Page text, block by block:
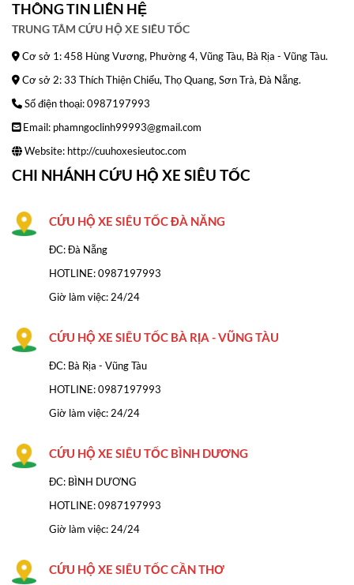
THÔNG TIN LIÊN HỆ
TRUNG TÂM CỨU HỘ XE SIÊU TỐC
Cơ sở 1: 458 Hùng Vương, Phường 4, Vũng Tàu, Bà Rịa - Vũng Tàu.
Cơ sở 2: 33 Thích Thiện Chiếu, Thọ Quang, Sơn Trà, Đà Nẵng.
Số điện thoại: 0987197993
Email: phamngoclinh99993@gmail.com
Website: http://cuuhoxesieutoc.com
CHI NHÁNH CỨU HỘ XE SIÊU TỐC
CỨU HỘ XE SIÊU TỐC ĐÀ NĂNG
ĐC: Đà Nẵng
HOTLINE:0987197993
Giờ làm việc: 24/24
CỨU HỘ XE SIÊU TỐC BÀ RỊA - VŨNG TÀU
ĐC: Bà Rịa - Vũng Tàu
HOTLINE: 0987197993
Giờ làm việc: 24/24
CỨU HỘ XE SIÊU TỐC BÌNH DƯƠNG
ĐC: BÌNH DƯƠNG
HOTLINE: 0987197993
Giờ làm việc: 24/24
CỨU HỘ XE SIÊU TỐC CẦN THƠ